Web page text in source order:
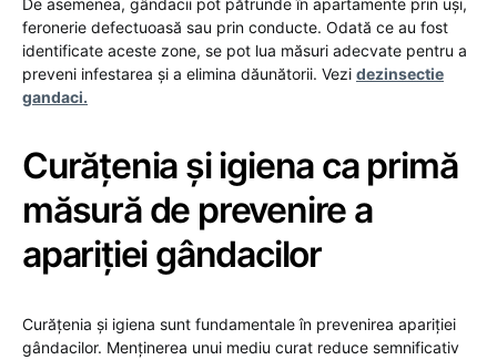
De asemenea, gândacii pot pătrunde în apartamente prin uși,
feronerie defectuoasă sau prin conducte. Odată ce au fost
identificate aceste zone, se pot lua măsuri adecvate pentru a
preveni infestarea și a elimina dăunătorii. Vezi dezinsectie
gandaci.
Curățenia și igiena ca primă
măsură de prevenire a
apariției gândacilor
Curățenia și igiena sunt fundamentale în prevenirea apariției
gândacilor. Menținerea unui mediu curat reduce semnificativ